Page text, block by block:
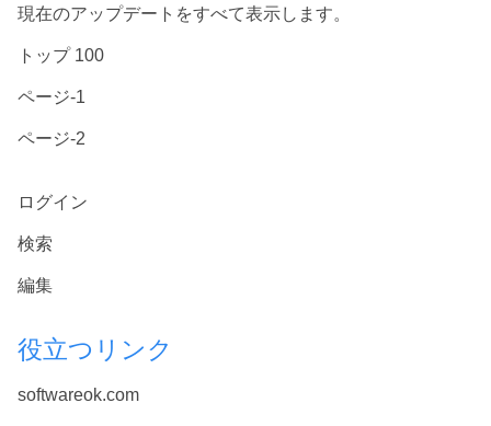
現在のアップデートをすべて表示します。
トップ 100
ページ-1
ページ-2
ログイン
検索
編集
役立つリンク
softwareok.com